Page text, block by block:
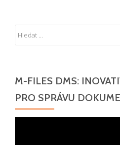
M-FILES DMS:
PRO SPRÁVU